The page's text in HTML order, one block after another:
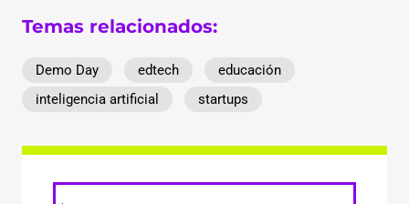
Temas relacionados:
Demo Day edtech
educación
inteligencia artificial
startups